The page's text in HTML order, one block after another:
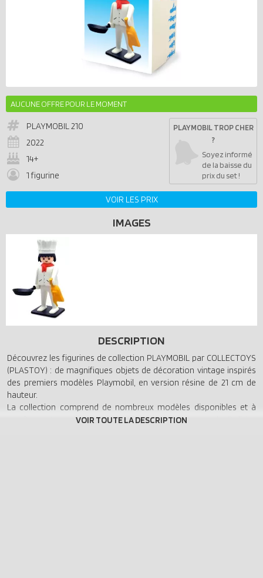
AUCUNE OFFRE POUR LE MOMENT
PLAYMOBIL210
2022
14+
1 figurine
PLAYMOBIL TROP CHER
?
Soyez informé
de la baisse du
prix du set !
VOIR LES PRIX
IMAGES
DESCRIPTION
Découvrez les figurines de collection PLAYMOBIL par COLLECTOYS
(PLASTOY) : de magnifiques objets de décoration vintage inspirés
des premiers modèles Playmobil, en version résine de 21 cm de
hauteur.
La collection comprend de nombreux modèles disponibles et à
paraître autour de personnages classiques comme le Policier,